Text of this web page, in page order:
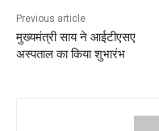
Previous article
मुख्यमंत्री साय ने आईटीएसए
अस्पताल का किया शुभारंभ